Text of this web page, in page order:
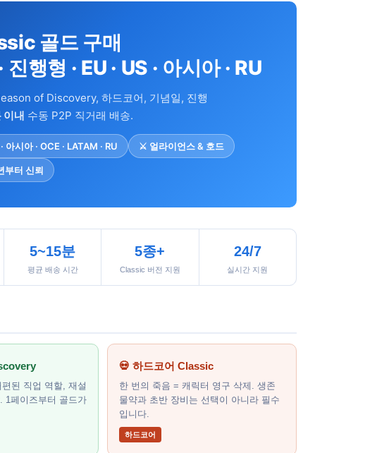
골드 구매
행형 · EU · US · 아시아 · RU
of Discovery, 하드코어, 기념일, 진행
이내 수동 P2P 직거래 배송.
아시아 · OCE · LATAM · RU ⚔️ 얼라이언스 & 호드
부터 신뢰
5~15분
평균 배송 시간
5종+
Classic 버전 지원
24/7
실시간 지원
된 직업 역할, 재설
1페이즈부터 골드가
💀 하드코어 Classic
한 번의 죽음 = 캐릭터 영구 삭제. 생존
물약과 초반 장비는 선택이 아니라 필수
입니다.
하드코어